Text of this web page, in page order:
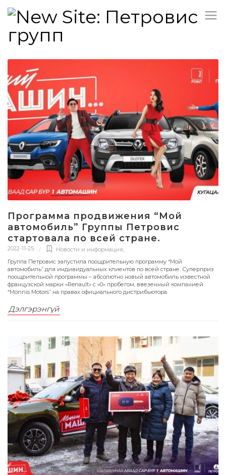
Программа продвижения “Мой
автомобиль” Группы Петровис
стартовала по всей стране.
2022-11-25 Новости и информация
Группа Петровис запустила поощрительную программу “Мой
автомобиль” для индивидуальных клиентов по всей стране. Суперприз
поощрительной программы – абсолютно новый автомобиль известной
французской марки «Renault» с «0» пробегом, ввезенный компанией
“Monnis Motors” на правах официального дистрибьютора.
Дэлгэрэнгүй